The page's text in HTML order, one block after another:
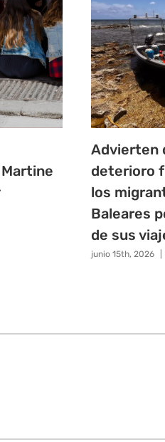
Advierten
deterioro
los
Baleares
de sus
junio 15th, 2026